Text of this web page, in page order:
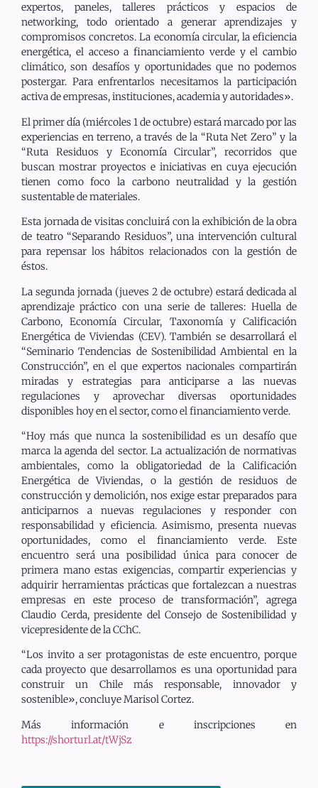
expertos, paneles, talleres prácticos y espacios de
networking, todo orientado a generar aprendizajes y
compromisos concretos. La economía circular, la eficiencia
energética, el acceso a financiamiento verde y el cambio
climático, son desafíos y oportunidades que no podemos
postergar. Para enfrentarlos necesitamos la participación
activa de empresas, instituciones, academia y autoridades».
El primer día (miércoles 1 de octubre) estará marcado por las
experiencias en terreno, a través de la “Ruta Net Zero” y la
“Ruta Residuos y Economía Circular”, recorridos que
buscan mostrar proyectos e iniciativas en cuya ejecución
tienen como foco la carbono neutralidad y la gestión
sustentable de materiales.
Esta jornada de visitas concluirá con la exhibición de la obra
de teatro “Separando Residuos”, una intervención cultural
para repensar los hábitos relacionados con la gestión de
éstos.
La segunda jornada (jueves 2 de octubre) estará dedicada al
aprendizaje práctico con una serie de talleres: Huella de
Carbono, Economía Circular, Taxonomía y Calificación
Energética de Viviendas (CEV). También se desarrollará el
“Seminario Tendencias de Sostenibilidad Ambiental en la
Construcción”, en el que expertos nacionales compartirán
miradas y estrategias para anticiparse a las nuevas
regulaciones y aprovechar diversas oportunidades
disponibles hoy en el sector, como el financiamiento verde.
“Hoy más que nunca la sostenibilidad es un desafío que
marca la agenda del sector. La actualización de normativas
ambientales, como la obligatoriedad de la Calificación
Energética de Viviendas, o la gestión de residuos de
construcción y demolición, nos exige estar preparados para
anticiparnos a nuevas regulaciones y responder con
responsabilidad y eficiencia. Asimismo, presenta nuevas
oportunidades, como el financiamiento verde. Este
encuentro será una posibilidad única para conocer de
primera mano estas exigencias, compartir experiencias y
adquirir herramientas prácticas que fortalezcan a nuestras
empresas en este proceso de transformación”, agrega
Claudio Cerda, presidente del Consejo de Sostenibilidad y
vicepresidente de la CChC.
“Los invito a ser protagonistas de este encuentro, porque
cada proyecto que desarrollamos es una oportunidad para
construir un Chile más responsable, innovador y
sostenible», concluye Marisol Cortez.
Más información e inscripciones en
https://shorturl.at/tWjSz